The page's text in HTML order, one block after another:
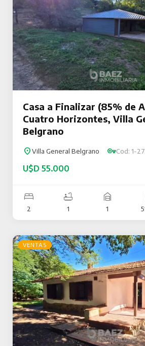
Casa a Finalizar (85% de
Cuatro Horizontes, Villa
Belgrano
Villa General Belgrano Cod: 1-
U$D 55.000
2 1 1
VENTAS